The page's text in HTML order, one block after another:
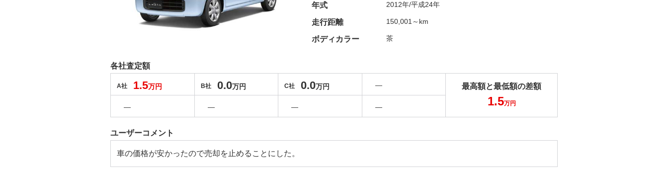
年式 2012年/平成24年
走行距離 150,001～km
ボディカラー 茶
各社査定額
A社 1.5万円 B社 0.0万円 C社 0.0万円 ―
― ― ― ―
最高額と最低額の差額
1.5万円
ユーザーコメント
車の価格が安かったので売却を止めることにした。